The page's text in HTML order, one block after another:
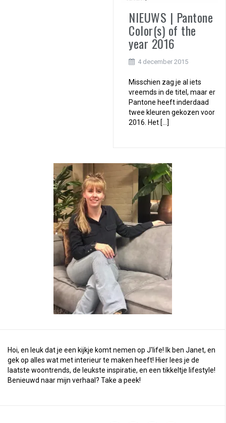
NIEUWS | Pantone
Color(s) of the
year 2016
4 december 2015
Misschien zag je al iets
vreemds in de titel, maar er
Pantone heeft inderdaad
twee kleuren gekozen voor
2016. Het […]
Hoi, en leuk dat je een kijkje komt nemen op J'life! Ik ben Janet, en
gek op alles wat met interieur te maken heeft! Hier lees je de
laatste woontrends, de leukste inspiratie, en een tikkeltje lifestyle!
Benieuwd naar mijn verhaal? Take a peek!